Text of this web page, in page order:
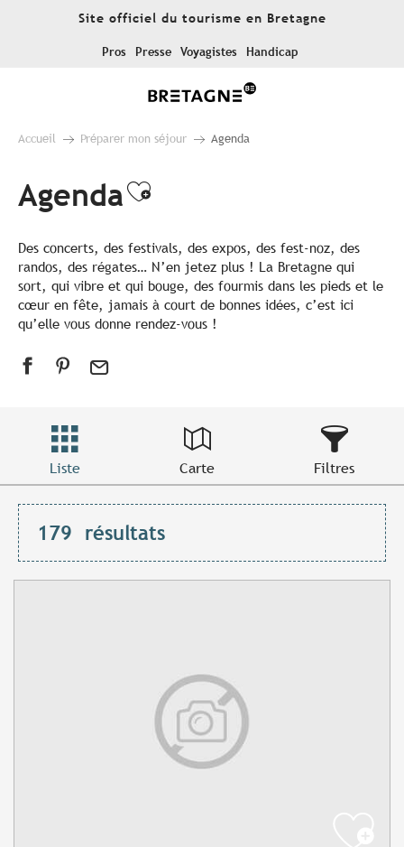
Site officiel du tourisme en Bretagne
Pros Presse Voyagistes Handicap
Accueil Préparer mon séjour Agenda
AgendaAjouter aux favoris
Des concerts, des festivals, des expos, des fest-noz, des
randos, des régates… N’en jetez plus ! La Bretagne qui
sort, qui vibre et qui bouge, des fourmis dans les pieds et le
cœur en fête, jamais à court de bonnes idées, c’est ici
qu’elle vous donne rendez-vous !
Liste Carte Filtres
179 résultats